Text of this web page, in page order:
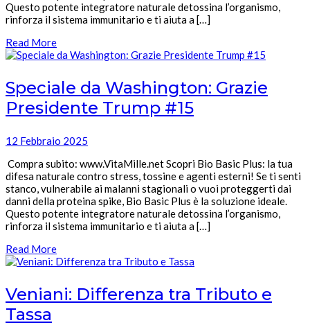
Questo potente integratore naturale detossina l’organismo,
rinforza il sistema immunitario e ti aiuta a […]
Read More
Speciale da Washington: Grazie
Presidente Trump #15
12 Febbraio 2025
Compra subito: www.VitaMille.net Scopri Bio Basic Plus: la tua
difesa naturale contro stress, tossine e agenti esterni! Se ti senti
stanco, vulnerabile ai malanni stagionali o vuoi proteggerti dai
danni della proteina spike, Bio Basic Plus è la soluzione ideale.
Questo potente integratore naturale detossina l’organismo,
rinforza il sistema immunitario e ti aiuta a […]
Read More
Veniani: Differenza tra Tributo e
Tassa